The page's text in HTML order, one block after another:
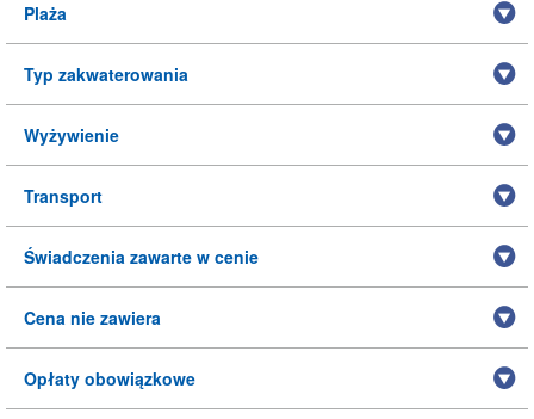
Plaża
Typ zakwaterowania
Wyżywienie
Transport
Świadczenia zawarte w cenie
Cena nie zawiera
Opłaty obowiązkowe